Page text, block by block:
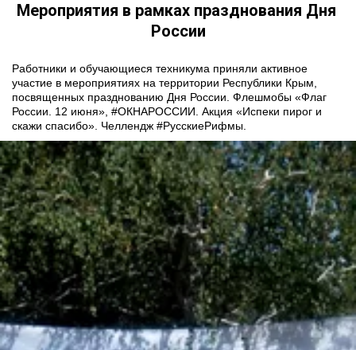
Мероприятия в рамках празднования Дня
России
Работники и обучающиеся техникума приняли активное
участие в мероприятиях на территории Республики Крым,
посвященных празднованию Дня России. Флешмобы «Флаг
России. 12 июня», #ОКНАРОССИИ. Акция «Испеки пирог и
скажи спасибо». Челлендж #РусскиеРифмы.